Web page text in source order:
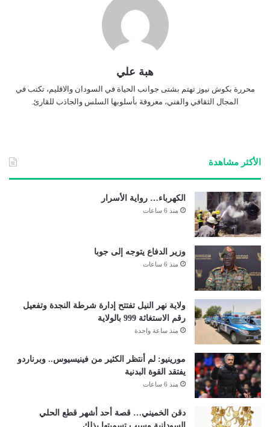
هبة علي
محررة بكوش نيوز تهتم بشتى جوانب الحياة في السودان والاقليم، تكتب في
المجال الثقافي والفني، معروفة بأسلوبها السلس والجاذب للقارئ.
الأكثر مشاهدة
الكهرباء… رواية الأسرار
منذ 6 ساعات
وزير الدفاع يتوجه إلى جوبا
منذ 6 ساعات
ولاية نهر النيل تفتتح إدارة شرطة النجدة وتفعيل
رقم الاستغاثة 999 بالولاية
منذ ساعة واحدة
مورينيو: لم أنتظر الكثير من فينيسيوس.. وبرناردو
يفتقد القوة البدنية
منذ 6 ساعات
دقن الخميني… قصة أحد أشهر قطع الحلي